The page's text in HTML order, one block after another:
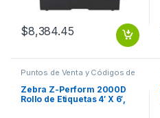
$8,384.45
Puntos de Venta y Códigos de
Suministros POS Retail y
Auto ID
Zebra Z-Perform 2000D
Rollo de Etiquetas 4′ X 6′,